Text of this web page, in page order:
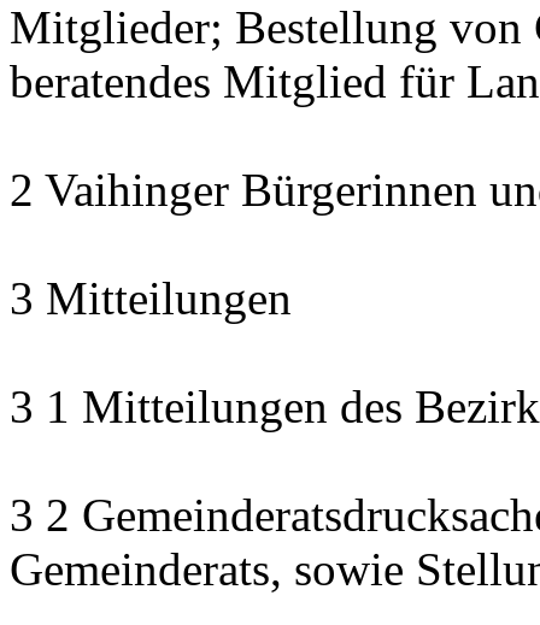
Mitglieder; Bestellung von
beratendes Mitglied für
2 Vaihinger Bürgerinnen
3 Mitteilungen
3 1 Mitteilungen des
3 2
Gemeinderats, sowie